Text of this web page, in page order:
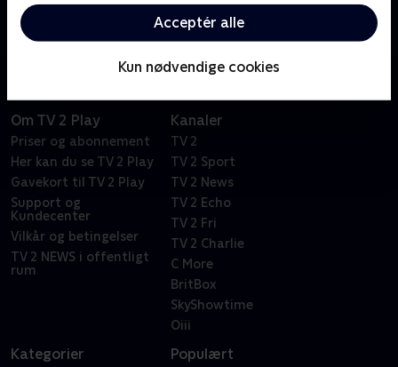
Acceptér alle
Kun nødvendige cookies
Se udvalgte interviews fra hovedkanalen TV 2 eller TV
2 News.
Om TV 2 Play
Priser og abonnement
Her kan du se TV 2 Play
Gavekort til TV 2 Play
Support og
Kundecenter
Vilkår og betingelser
TV 2 NEWS i offentligt
rum
Kanaler
TV 2
TV 2 Sport
TV 2 News
TV 2 Echo
TV 2 Fri
TV 2 Charlie
C More
BritBox
SkyShowtime
Oiii
Kategorier Populært